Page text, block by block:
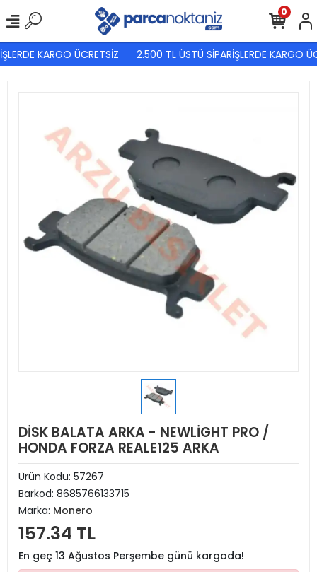
KARGO ÜCRETSİZ 2.500 TL ÜSTÜ SİPARİŞLERDE KARGO
0
DİSK BALATA ARKA - NEWLİGHT PRO /
HONDA FORZA REALE125 ARKA
Ürün Kodu: 57267
Barkod: 8685766133715
Marka: Monero
157.34 TL
En geç 13 Ağustos Perşembe günü kargoda!